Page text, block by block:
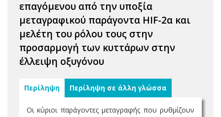
επαγόμενου από την υποξία
μεταγραφικού παράγοντα HIF-2α και
μελέτη του ρόλου τους στην
προσαρμογή των κυττάρων στην
έλλειψη οξυγόνου
Περίληψη Περίληψη σε άλλη γλώσσα
Οι κύριοι παράγοντες μεταγραφής που ρυθμίζουν